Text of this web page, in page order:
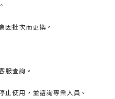
因批次而更換。
服查詢。
止使用，並諮詢專業人員。